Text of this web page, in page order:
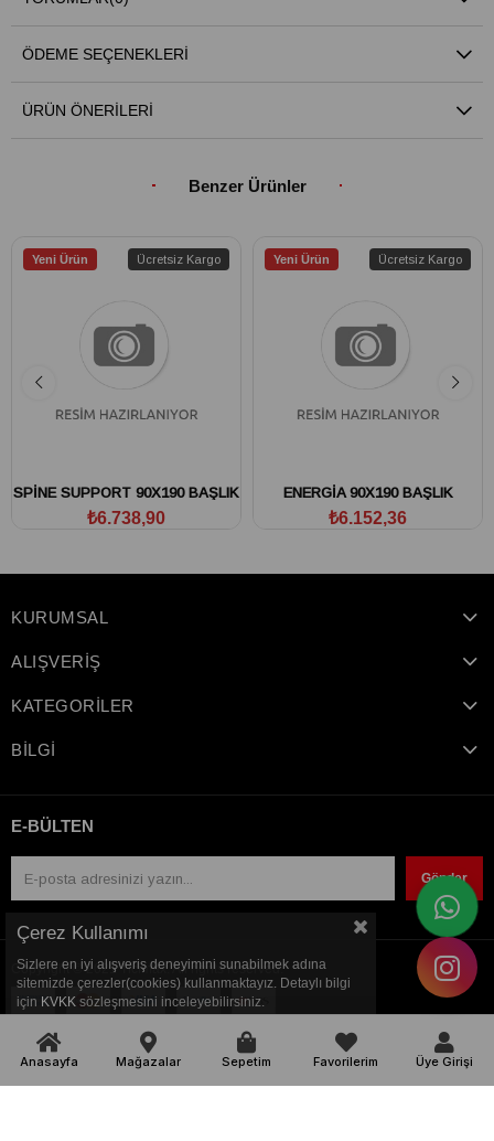
ÖDEME SEÇENEKLERI
ÜRÜN ÖNERILERI
Benzer Ürünler
Yeni Ürün Ücretsiz Kargo
SPİNE SUPPORT 90X190 BAŞLIK
₺6.738,90
Yeni Ürün Ücretsiz Kargo
ENERGİA 90X190 BAŞLIK
₺6.152,36
KURUMSAL
ALIŞVERİŞ
KATEGORİLER
BİLGİ
E-BÜLTEN
Gönder
Copyright © 2021 Ticimax. All rights reserved.
Anasayfa Mağazalar Sepetim Favorilerim Üye Girişi
Çerez Kullanımı
Sizlere en iyi alışveriş deneyimini sunabilmek adına
sitemizde çerezler(cookies) kullanmaktayız. Detaylı bilgi
için KVKK sözleşmesini inceleyebilirsiniz.